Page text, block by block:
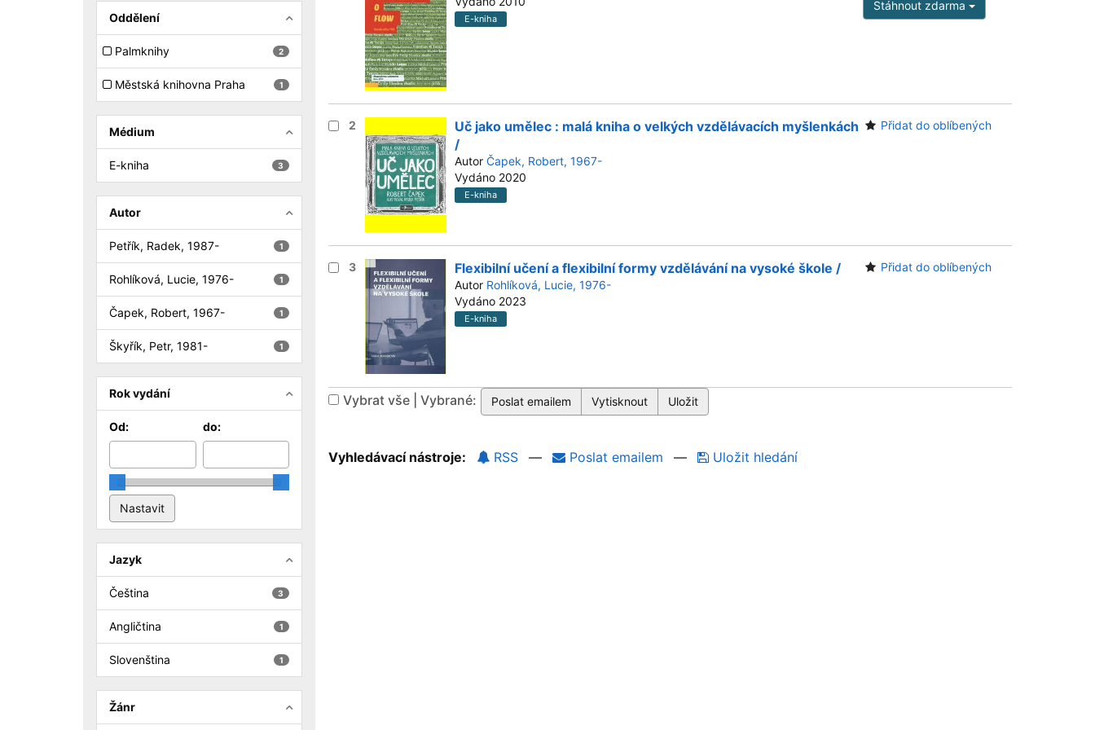
E-kniha
Stáhnout zdarma
2
Uč jako umělec : malá kniha o velkých vzdělávacích myšlenkách
/
Autor Čapek, Robert, 1967-
Vydáno 2020
E-kniha
Přidat do oblíbených
3 Flexibilní učení a flexibilní formy vzdělávání na vysoké škole /
Autor Rohlíková, Lucie, 1976-
Vydáno 2023
E-kniha
Přidat do oblíbených
Vybrat vše | Vybrané:
Vyhledávací nástroje: RSS — Poslat emailem — Uložit hledání
Oddělení
2
Palmknihy
1
Městská knihovna Praha
Médium
3
E-kniha
Autor
1
Petřík, Radek, 1987-
1
Rohlíková, Lucie, 1976-
1
Čapek, Robert, 1967-
1
Škyřík, Petr, 1981-
Rok vydání
Od: do:
Jazyk
3
Čeština
1
Angličtina
1
Slovenština
Žánr